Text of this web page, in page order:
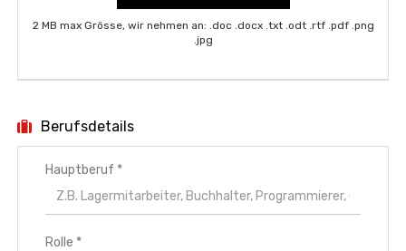
2 MB max Grösse, wir nehmen an: .doc .docx .txt .odt .rtf .pdf .png
.jpg
Berufsdetails
Hauptberuf *
Rolle *